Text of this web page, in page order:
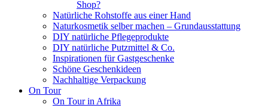
Shop?
Natürliche Rohstoffe aus einer Hand
Naturkosmetik selber machen – Grundausstattung
DIY natürliche Pflegeprodukte
DIY natürliche Putzmittel & Co.
Inspirationen für Gastgeschenke
Schöne Geschenkideen
Nachhaltige Verpackung
On Tour
On Tour in Afrika